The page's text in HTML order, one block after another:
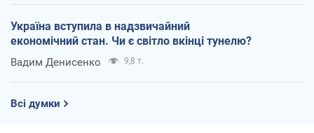
Україна вступила в надзвичайний
економічний стан. Чи є світло вкінці тунелю?
Вадим Денисенко 9,8 т.
Всі думки